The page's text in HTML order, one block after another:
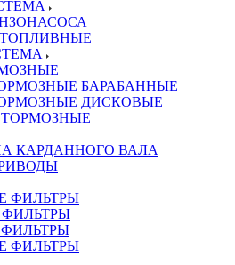
БАРАБАННЫЕ
ДИСКОВЫЕ
КАРДАННОГО ВАЛА
ФИЛЬТРЫ
ФИЛЬТРЫ